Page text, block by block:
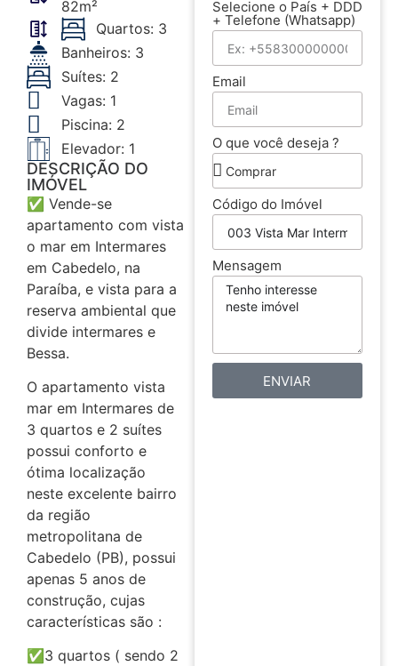
82m²
Quartos: 3
Banheiros: 3
Suítes: 2
Vagas: 1
Piscina: 2
Elevador: 1
DESCRIÇÃO DO
IMÓVEL
✅ Vende-se
apartamento com vista
o mar em Intermares
em Cabedelo, na
Paraíba, e vista para a
reserva ambiental que
divide intermares e
Bessa.
O apartamento vista
mar em Intermares de
3 quartos e 2 suítes
possui conforto e
ótima localização
neste excelente bairro
da região
metropolitana de
Cabedelo (PB), possui
apenas 5 anos de
construção, cujas
características são :
✅3 quartos ( sendo 2
Selecione o País + DDD
+ Telefone (Whatsapp)
Email
O que você deseja ?
Código do Imóvel
Mensagem
ENVIAR